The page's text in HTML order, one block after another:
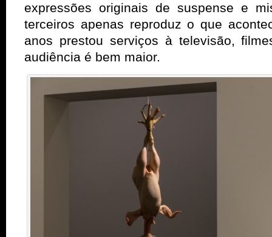
expressões originais de suspense e
terceiros apenas reproduz o que
anos prestou serviços à televisão,
audiência é bem maior.